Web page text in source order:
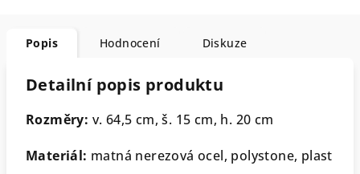
Popis Hodnocení Diskuze
Detailní popis produktu
Rozměry: v. 64,5 cm, š. 15 cm, h. 20 cm
Materiál: matná nerezová ocel, polystone, plast